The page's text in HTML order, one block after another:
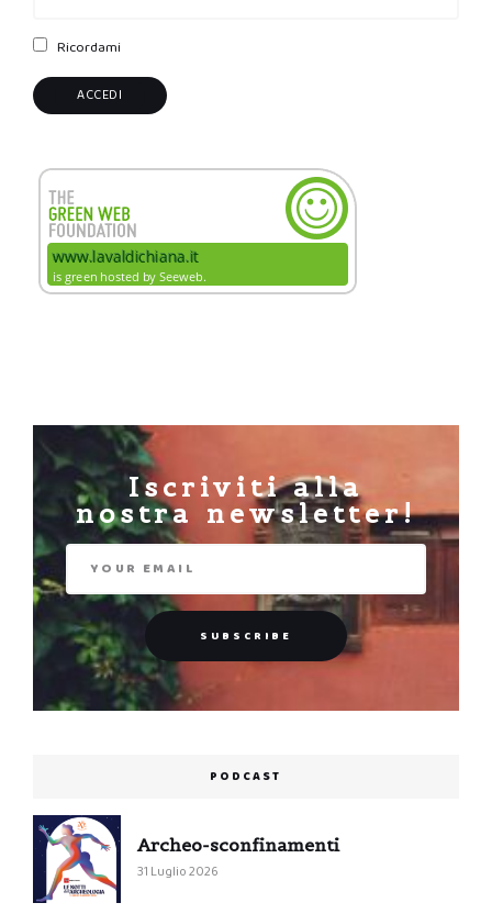
Ricordami
Iscriviti alla
nostra newsletter!
PODCAST
Archeo-sconfinamenti
31 Luglio 2026